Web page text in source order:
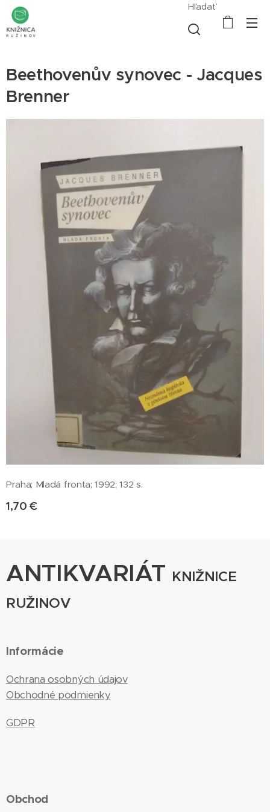
Hľadať
Beethovenův synovec - Jacques
Brenner
Praha; Mladá fronta; 1992; 132 s.
1,70 €
ANTIKVARIÁT KNIŽNICE
RUŽINOV
Informácie
Ochrana osobných údajov
Obchodné podmienky
GDPR
Obchod